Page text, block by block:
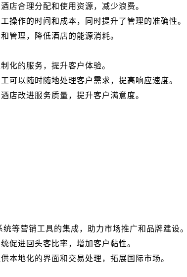
店合理分配和使用资源，减少浪费。
操作的时间和成本，同时提升了管理的准确性。
管理，降低酒店的能源消耗。
化的服务，提升客户体验。
可以随时随地处理客户需求，提高响应速度。
店改进服务质量，提升客户满意度。
等营销工具的集成，助力市场推广和品牌建设。
促进回头客比率，增加客户黏性。
本地化的界面和交易处理，拓展国际市场。